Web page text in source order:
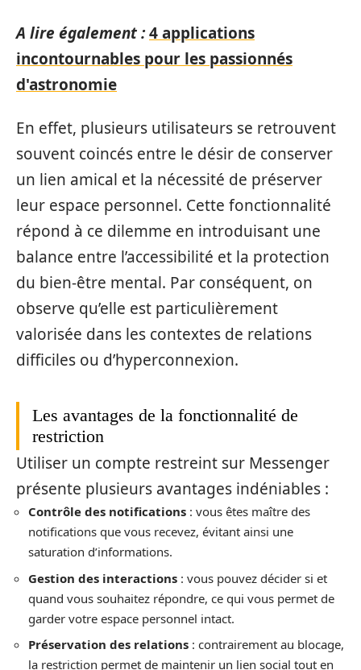
A lire également :4 applications
incontournables pour les passionnés
d'astronomie
En effet, plusieurs utilisateurs se retrouvent
souvent coincés entre le désir de conserver
un lien amical et la nécessité de préserver
leur espace personnel. Cette fonctionnalité
répond à ce dilemme en introduisant une
balance entre l’accessibilité et la protection
du bien-être mental. Par conséquent, on
observe qu’elle est particulièrement
valorisée dans les contextes de relations
difficiles ou d’hyperconnexion.
Les avantages de la fonctionnalité de
restriction
Utiliser un compte restreint sur Messenger
présente plusieurs avantages indéniables :
Contrôle des notifications : vous êtes maître des
notifications que vous recevez, évitant ainsi une
saturation d’informations.
Gestion des interactions : vous pouvez décider si et
quand vous souhaitez répondre, ce qui vous permet de
garder votre espace personnel intact.
Préservation des relations : contrairement au blocage,
la restriction permet de maintenir un lien social tout en